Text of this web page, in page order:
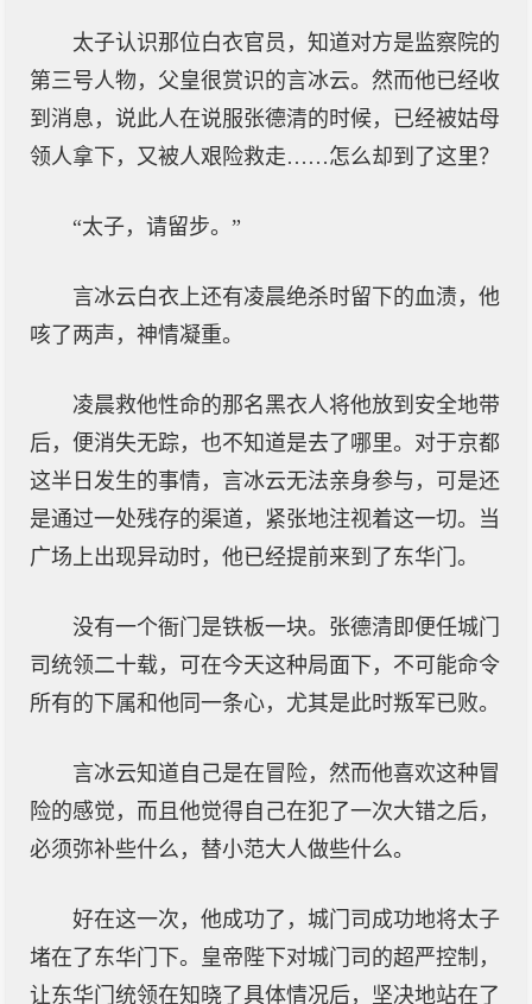
太子认识那位白衣官员，知道对方是监察院的
第三号人物，父皇很赏识的言冰云。然而他已经收
到消息，说此人在说服张德清的时候，已经被姑母
领人拿下，又被人艰险救走……怎么却到了这里？
“太子，请留步。”
言冰云白衣上还有凌晨绝杀时留下的血渍，他
咳了两声，神情凝重。
凌晨救他性命的那名黑衣人将他放到安全地带
后，便消失无踪，也不知道是去了哪里。对于京都
这半日发生的事情，言冰云无法亲身参与，可是还
是通过一处残存的渠道，紧张地注视着这一切。当
广场上出现异动时，他已经提前来到了东华门。
没有一个衙门是铁板一块。张德清即便任城门
司统领二十载，可在今天这种局面下，不可能命令
所有的下属和他同一条心，尤其是此时叛军已败。
言冰云知道自己是在冒险，然而他喜欢这种冒
险的感觉，而且他觉得自己在犯了一次大错之后，
必须弥补些什么，替小范大人做些什么。
好在这一次，他成功了，城门司成功地将太子
堵在了东华门下。皇帝陛下对城门司的超严控制，
让东华门统领在知晓了具体情况后，坚决地站在了